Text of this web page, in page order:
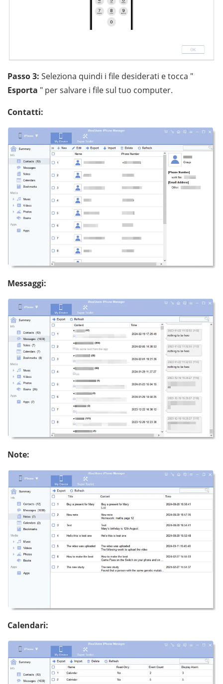
Passo 3: Seleziona quindi i file desiderati e tocca "
Esporta " per salvare i file sul tuo computer.
Contatti:
Messaggi:
Note:
Calendari: